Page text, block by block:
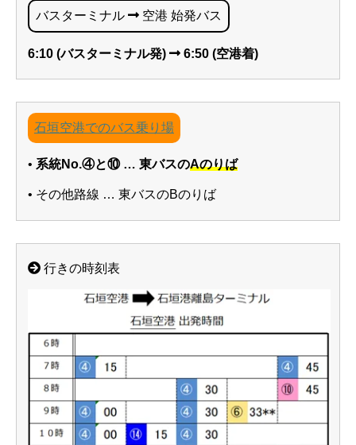
バスターミナル 空港 始発バス
6:10 (バスターミナル発) 6:50 (空港着)
石垣空港でのバス乗り場
• 系統No.④と⑩ … 東バスのAのりば
• その他路線 … 東バスのBのりば
行きの時刻表